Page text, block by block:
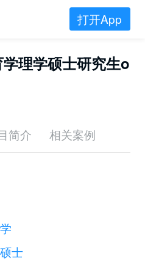
打开App
理学硕士研究生o
简介 相关案例
士